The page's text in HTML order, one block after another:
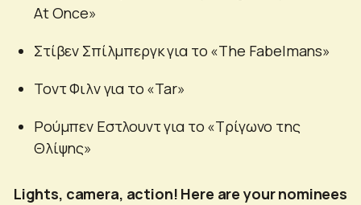
At Once»
Στίβεν Σπίλμπεργκ για το «The Fabelmans»
Τοντ Φιλν για το «Tar»
Ρούμπεν Εστλουντ για το «Τρίγωνο της
Θλίψης»
Lights, camera, action! Here are your nominees